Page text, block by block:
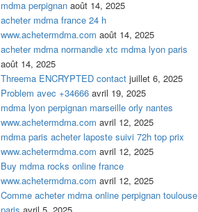
mdma perpignan août 14, 2025
acheter mdma france 24 h
www.achetermdma.com août 14, 2025
acheter mdma normandie xtc mdma lyon paris
août 14, 2025
Threema ENCRYPTED contact juillet 6, 2025
Problem avec +34666 avril 19, 2025
mdma lyon perpignan marseille orly nantes
www.achetermdma.com avril 12, 2025
mdma paris acheter laposte suivi 72h top prix
www.achetermdma.com avril 12, 2025
Buy mdma rocks online france
www.achetermdma.com avril 12, 2025
Comme acheter mdma online perpignan toulouse
paris avril 5, 2025